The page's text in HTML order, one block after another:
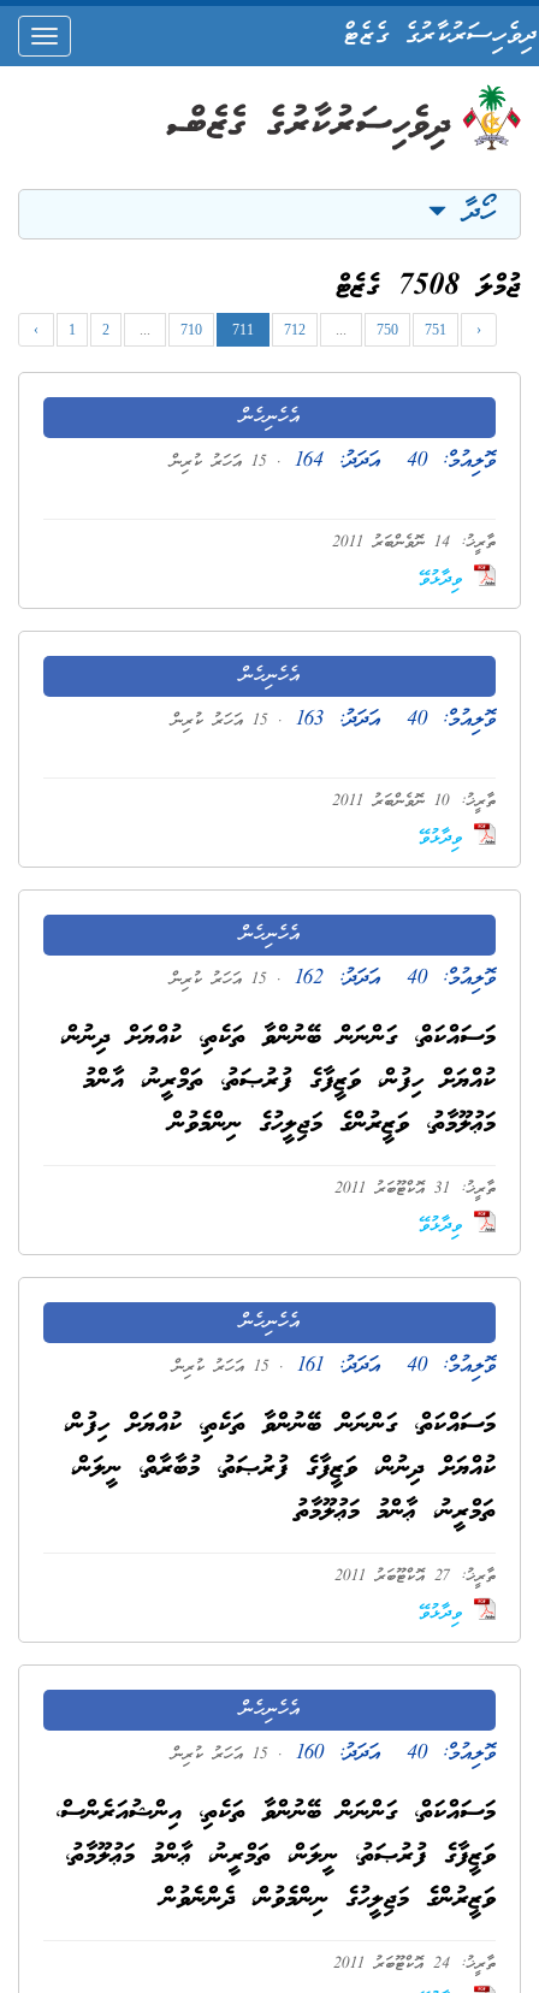
ދިވެހިސަރުކާރުގެ ގެޒެޓް
ހޯދާ
ޖުމްލަ 7508 ގެޒެޓް
‹ 1 2 ... 710 711 712 ... 750 751 ›
އެހެނިހެން
ވޮލިއުމް:40 އަދަދު: 164 . 15 އަހަރު ކުރިން
ތާރީޚު: 14 ނޮވެންބަރު 2011
ވިދާޅުވޭ
އެހެނިހެން
ވޮލިއުމް:40 އަދަދު: 163 . 15 އަހަރު ކުރިން
ތާރީޚު: 10 ނޮވެންބަރު 2011
ވިދާޅުވޭ
އެހެނިހެން
ވޮލިއުމް:40 އަދަދު: 162 . 15 އަހަރު ކުރިން
މަސައްކަތް، ގަންނަން ބޭނުންވާ ތަކެތި، ކުއްޔަށް ދިނުން،
ކުއްޔަށް ހިފުން، ވަޒީފާގެ ފުރުޞަތު، ތަމްރީނު، އާންމު
މަޢުލޫމާތު، ވަޒީރުންގެ މަޖިލީހުގެ ނިންމެވުން
ތާރީޚު: 31 އޮކްޓޫބަރު 2011
ވިދާޅުވޭ
އެހެނިހެން
ވޮލިއުމް:40 އަދަދު: 161 . 15 އަހަރު ކުރިން
މަސައްކަތް، ގަންނަން ބޭނުންވާ ތަކެތި، ކުއްޔަށް ހިފުން،
ކުއްޔަށް ދިނުން، ވަޒީފާގެ ފުރުޞަތު، މުބާރާތް، ނީލަން،
ތަމްރީނު، ޢާންމު މަޢުލޫމާތު
ތާރީޚު: 27 އޮކްޓޫބަރު 2011
ވިދާޅުވޭ
އެހެނިހެން
ވޮލިއުމް:40 އަދަދު:160 . 15 އަހަރު ކުރިން
މަސައްކަތް، ގަންނަން ބޭނުންވާ ތަކެތި، އިންޝުއަރެންސް،
ވަޒީފާގެ ފުރުޞަތު، ނީލަން، ތަމްރީނު، ޢާންމު މަޢުލޫމާތު،
ވަޒީރުންގެ މަޖިލީހުގެ ނިންމެވުން، ދެންނެވުން
ތާރީޚު: 24 އޮކްޓޫބަރު 2011